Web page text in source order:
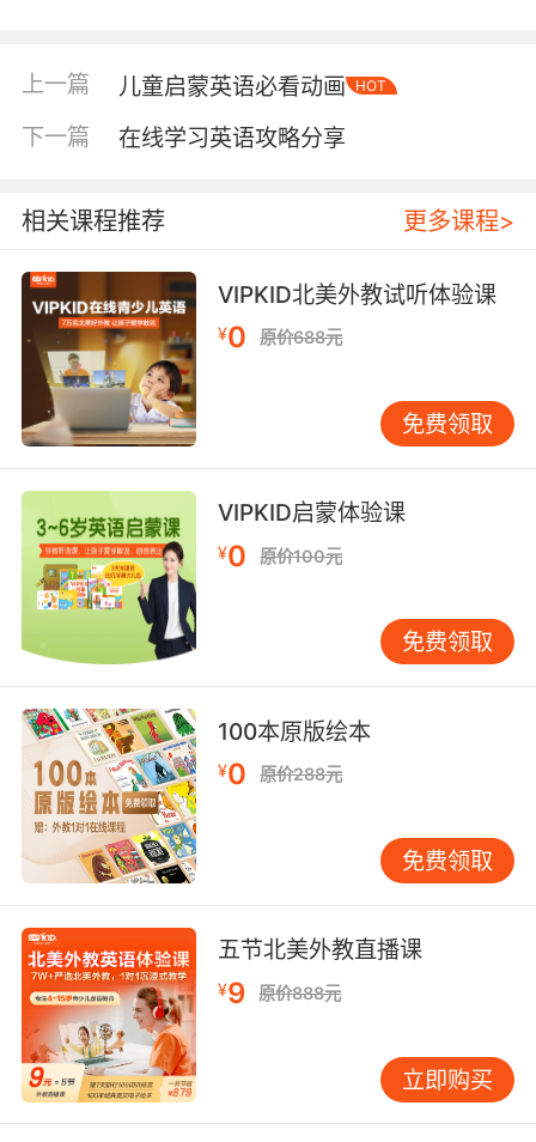
的注意力就被其他的事物分散了。所以一定要想
办法激发起孩子学习英语的积极性来，方法也是
有很多的，小孩子都是喜欢玩耍、喜欢看电视
观看动画的过程中，学到不少有用的知识等等。
怎么样才能学好英语第二点：“听”和“说”
任何一门语言的学习其实都是从“听”开始的，就
像是我们学习母语是一样的，每个孩子从咿呀咿
呀学语到会说话，基本上都听了一两年的中文，
学说中文是很简单的。但是国内的孩子学习英语
比较缺乏这样的环境，但是也应该从大量的“听”
入手，可以多听一些英文歌或者是英文磁带。再
就是“说”和“听”其实是分不开的，在听的时候可以
跟着读练习发音，这样有助于真正掌握这门语
言。
怎么样才能学好英语第三点：阅读
阅读不仅是一种习惯更是一种能力，坚持阅读可
以帮助积累不少的词汇量，更是可以在英文故事
是可以学习到不少的英语知识，对于英语学习的
帮助可以说是很大的。
怎么样才能学好英语最后一点就是可以报个专业
的英语培训班，跟着专业的外教老师不仅可以练
习口语，更是可以学到不少专业的英语知识。
上一篇 儿童启蒙英语必看动画 HOT
下一篇 在线学习英语攻略分享
相关课程推荐 更多课程>
VIPKID北美外教试听体验课
¥0 原价688元
免费领取
VIPKID启蒙体验课
¥0 原价100元
免费领取
100本原版绘本
¥0 原价288元
免费领取
五节北美外教直播课
¥9 原价888元
立即购买